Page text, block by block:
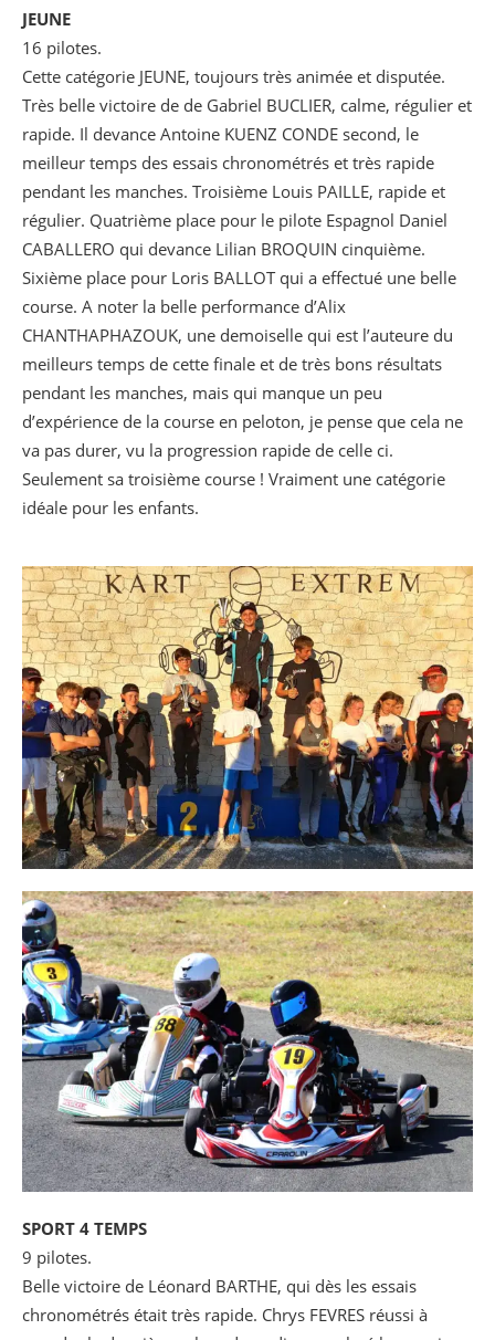
JEUNE
16 pilotes.
Cette catégorie JEUNE, toujours très animée et disputée.
Très belle victoire de de Gabriel BUCLIER, calme, régulier et
rapide. Il devance Antoine KUENZ CONDE second, le
meilleur temps des essais chronométrés et très rapide
pendant les manches. Troisième Louis PAILLE, rapide et
régulier. Quatrième place pour le pilote Espagnol Daniel
CABALLERO qui devance Lilian BROQUIN cinquième.
Sixième place pour Loris BALLOT qui a effectué une belle
course. A noter la belle performance d’Alix
CHANTHAPHAZOUK, une demoiselle qui est l’auteure du
meilleurs temps de cette finale et de très bons résultats
pendant les manches, mais qui manque un peu
d’expérience de la course en peloton, je pense que cela ne
va pas durer, vu la progression rapide de celle ci.
Seulement sa troisième course ! Vraiment une catégorie
idéale pour les enfants.
SPORT 4 TEMPS
9 pilotes.
Belle victoire de Léonard BARTHE, qui dès les essais
chronométrés était très rapide. Chrys FEVRES réussi à